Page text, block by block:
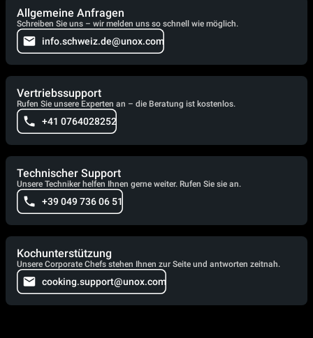
Allgemeine Anfragen
Schreiben Sie uns – wir melden uns so schnell wie möglich.
info.schweiz.de@unox.com
Vertriebssupport
Rufen Sie unsere Experten an – die Beratung ist kostenlos.
+41 0764028252
Technischer Support
Unsere Techniker helfen Ihnen gerne weiter. Rufen Sie sie an.
+39 049 736 06 51
Kochunterstützung
Unsere Corporate Chefs stehen Ihnen zur Seite und antworten zeitnah.
cooking.support@unox.com